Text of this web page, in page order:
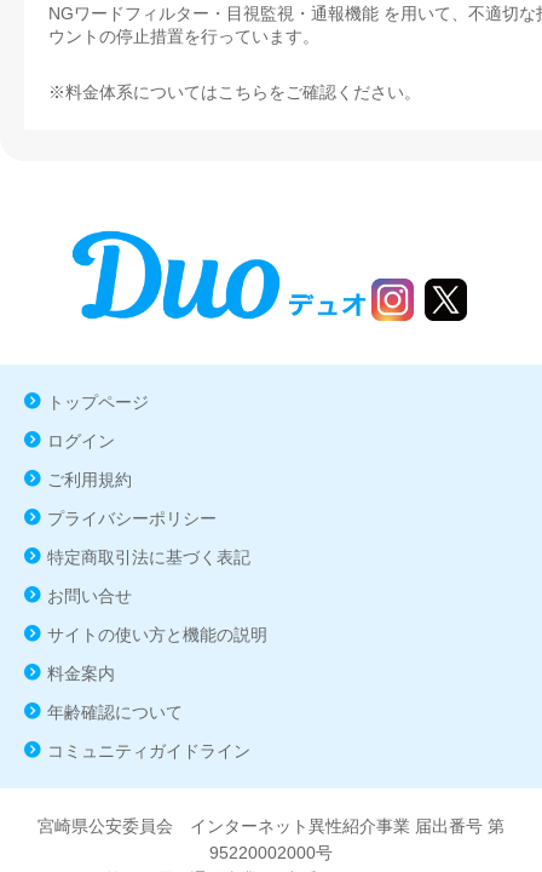
トップページ
ログイン
ご利用規約
プライバシーポリシー
特定商取引法に基づく表記
お問い合せ
サイトの使い方と機能の説明
料金案内
年齢確認について
コミュニティガイドライン
宮崎県公安委員会 インターネット異性紹介事業 届出番号 第
95220002000号